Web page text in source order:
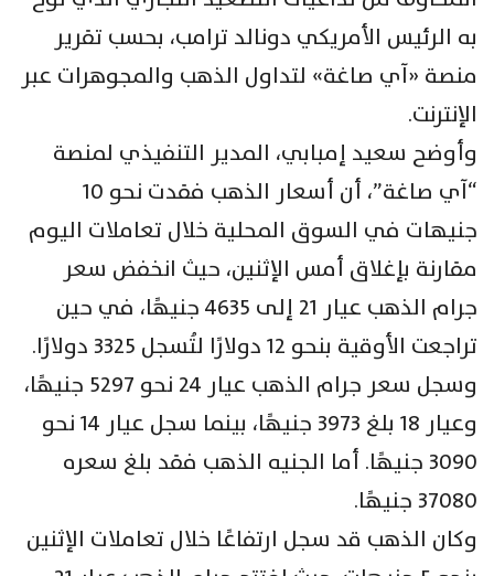
به الرئيس الأمريكي دونالد ترامب، بحسب تقرير
منصة «آي صاغة» لتداول الذهب والمجوهرات عبر
الإنترنت.
وأوضح سعيد إمبابي، المدير التنفيذي لمنصة
“آي صاغة”، أن أسعار الذهب فقدت نحو 10
جنيهات في السوق المحلية خلال تعاملات اليوم
مقارنة بإغلاق أمس الإثنين، حيث انخفض سعر
جرام الذهب عيار 21 إلى 4635 جنيهًا، في حين
تراجعت الأوقية بنحو 12 دولارًا لتُسجل 3325 دولارًا.
وسجل سعر جرام الذهب عيار 24 نحو 5297 جنيهًا،
وعيار 18 بلغ 3973 جنيهًا، بينما سجل عيار 14 نحو
3090 جنيهًا. أما الجنيه الذهب فقد بلغ سعره
37080 جنيهًا.
وكان الذهب قد سجل ارتفاعًا خلال تعاملات الإثنين